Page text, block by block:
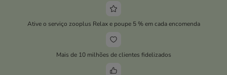
Ative o serviço zooplus Relax e poupe 5 % em cada encomenda
Mais de 10 milhões de clientes fidelizados